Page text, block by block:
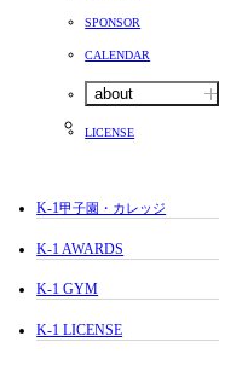
SPONSOR
CALENDAR
about
LICENSE
K-1甲子園・カレッジ
K-1 AWARDS
K-1 GYM
K-1 LICENSE